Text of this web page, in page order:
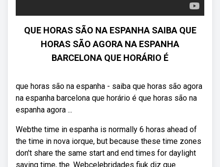
QUE HORAS SÃO NA ESPANHA SAIBA QUE
HORAS SÃO AGORA NA ESPANHA
BARCELONA QUE HORÁRIO É
que horas são na espanha - saiba que horas são agora
na espanha barcelona que horário é que horas são na
espanha agora ...
Webthe time in espanha is normally 6 horas ahead of
the time in nova iorque, but because these time zones
don't share the same start and end times for daylight
saving time, the. Webcelebridades fiuk diz que